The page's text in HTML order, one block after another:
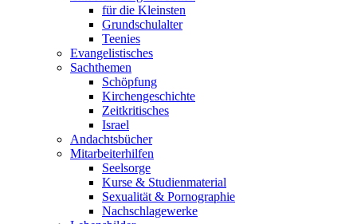
für die Kleinsten
Grundschulalter
Teenies
Evangelistisches
Sachthemen
Schöpfung
Kirchengeschichte
Zeitkritisches
Israel
Andachtsbücher
Mitarbeiterhilfen
Seelsorge
Kurse & Studienmaterial
Sexualität & Pornographie
Nachschlagewerke